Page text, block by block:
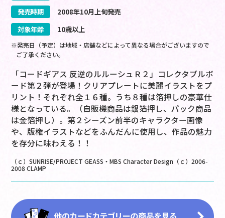
発売時期
2008年10月上旬発売
対象年齢
10歳以上
※発売日（予定）は地域・店舗などによって異なる場合がございますので
ご了承ください。
「コードギアス 反逆のルルーシュＲ２」コレクタブルボ
ード第２弾が登場！クリアプレートに美麗イラストをプ
リント！それぞれ全１６種。うち８種は箔押しの豪華仕
様となっている。（自販機商品は銀箔押し、パック商品
は金箔押し）。第２シーズン前半のキャラクター画像
や、版権イラストなどをふんだんに使用し、作品の魅力
を存分に味わえる！！
（ｃ）SUNRISE/PROJECT GEASS・MBS Character Design（ｃ）2006-
2008 CLAMP